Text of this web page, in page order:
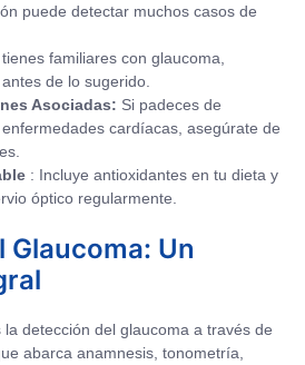
puede detectar muchos casos de
tienes familiares con glaucoma,
de lo sugerido.
Asociadas: Si padeces de
cardíacas, asegúrate de
: Incluye antioxidantes en tu dieta y
óptico regularmente.
Glaucoma: Un
detección del glaucoma a través de
abarca anamnesis, tonometría,